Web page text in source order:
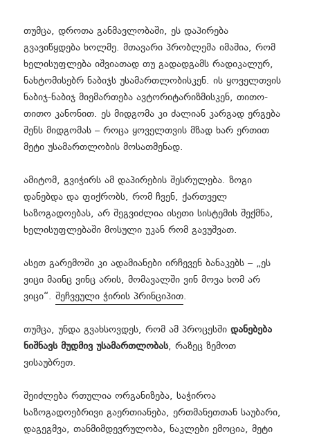
თუმცა, დროთა განმავლობაში, ეს დაპირება
გვავიწყდება ხოლმე. მთავარი პრობლემა იმაშია, რომ
ხელისუფლება იშვიათად თუ გადადგამს რადიკალურ,
ნახტომისებრ ნაბიჯს უსამართლობისკენ. ის ყოველთვის
ნაბიჯ-ნაბიჯ მიემართება ავტორიტარიზმისკენ, თითო-
თითო კანონით. ეს მიდგომა კი ძალიან კარგად ერგება
შენს მიდგომას – როცა ყოველთვის მზად ხარ ერთით
მეტი უსამართლობის მოსათმენად.
ამიტომ, გვიჭირს ამ დაპირების შესრულება. ზოგი
დანებდა და ფიქრობს, რომ ჩვენ, ქართველ
საზოგადოებას, არ შეგვიძლია ისეთი სისტემის შექმნა,
ხელისუფლებაში მოსული უკან რომ გავუშვათ.
ასეთ გარემოში კი ადამიანები ირჩევენ ბანაკებს – „ეს
ვიცი მაინც ვინც არის, მომავალში ვინ მოვა ხომ არ
ვიცი“.შეჩვეული ჭირის პრინციპით.
თუმცა, უნდა გვახსოვდეს, რომ ამ პროცესშიდანებება
ნიშნავს მუდმივ უსამართლობას, რაზეც ზემოთ
ვისაუბრეთ.
შეიძლება რთულია ორგანიზება, საჭიროა
საზოგადოებრივი გაერთიანება, ერთმანეთთან საუბარი,
დაგეგმვა, თანმიმდევრულობა, ნაკლები ემოცია, მეტი